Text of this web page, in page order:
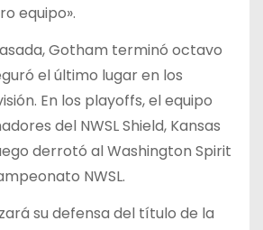
equipo».
Gotham terminó octavo
el último lugar en los
En los playoffs, el equipo
del NWSL Shield, Kansas
derrotó al Washington Spirit
NWSL.
su defensa del título de la